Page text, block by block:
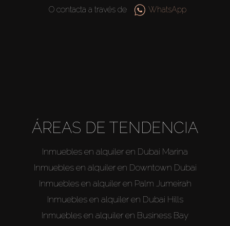
O contacta a través de WhatsApp
ÁREAS DE TENDENCIA
Inmuebles en alquiler en Dubai Marina
Inmuebles en alquiler en Downtown Dubai
Inmuebles en alquiler en Palm Jumeirah
Inmuebles en alquiler en Dubai Hills
Inmuebles en alquiler en Business Bay